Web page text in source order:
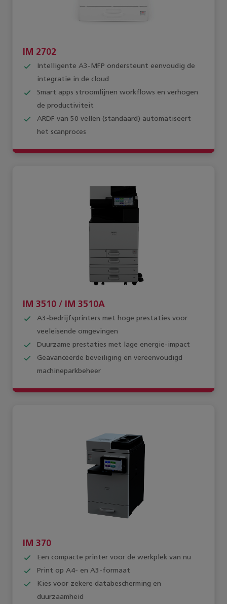
IM 2702
Intelligente A3-MFP ondersteunt eenvoudig de
integratie in de cloud
Smart apps stroomlijnen workflows en verhogen
de productiviteit
ARDF van 50 vellen (standaard) automatiseert
het scanproces
IM 3510 / IM 3510A
A3-bedrijfsprinters met hoge prestaties voor
veeleisende omgevingen
Duurzame prestaties met lage energie-impact
Geavanceerde beveiliging en vereenvoudigd
machineparkbeheer
IM 370
Een compacte printer voor de werkplek van nu
Print op A4- en A3-formaat
Kies voor zekere databescherming en
duurzaamheid